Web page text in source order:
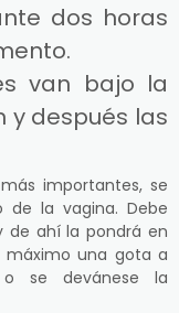
dos horas
van bajo la
y después las
importantes, se
de la vagina. Debe
de ahí la pondrá en
máximo una gota a
se devánese la